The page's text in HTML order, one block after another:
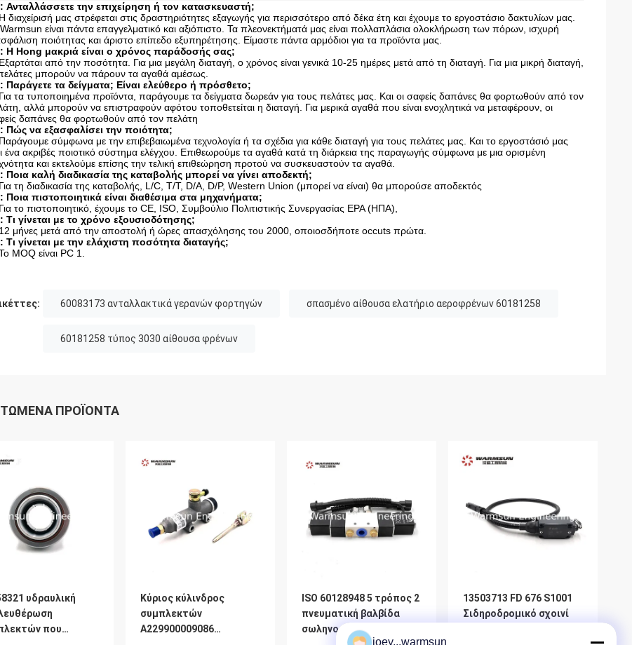
Ανταλλάσσετε την επιχείρηση ή τον κατασκευαστή;
διαχείρισή μας στρέφεται στις δραστηριότητες εξαγωγής για περισσότερο από δέκα έτη και έχουμε το εργοστάσιο δακτυλίων μας.
είναι πάντα επαγγελματικό και αξιόπιστο. Τα πλεονεκτήματά μας είναι πολλαπλάσια ολοκλήρωση των πόρων, ισχυρή
ποιότητας και άριστο επίπεδο εξυπηρέτησης. Είμαστε πάντα αρμόδιοι για τα προϊόντα μας.
Η Hong μακριά είναι ο χρόνος παράδοσής σας;
από την ποσότητα. Για μια μεγάλη διαταγή, ο χρόνος είναι γενικά 10-25 ημέρες μετά από τη διαταγή. Για μια μικρή διαταγή,
μπορούν να πάρουν τα αγαθά αμέσως.
Παράγετε τα δείγματα; Είναι ελεύθερο ή πρόσθετο;
τα τυποποιημένα προϊόντα, παράγουμε τα δείγματα δωρεάν για τους πελάτες μας. Και οι σαφείς δαπάνες θα φορτωθούν από τον
αλλά μπορούν να επιστραφούν αφότου τοποθετείται η διαταγή. Για μερικά αγαθά που είναι ενοχλητικά να μεταφέρουν, οι
δαπάνες θα φορτωθούν από τον πελάτη
Πώς να εξασφαλίσει την ποιότητα;
σύμφωνα με την επιβεβαιωμένα τεχνολογία ή τα σχέδια για κάθε διαταγή για τους πελάτες μας. Και το εργοστάσιό μας
ένα ακριβές ποιοτικό σύστημα ελέγχου. Επιθεωρούμε τα αγαθά κατά τη διάρκεια της παραγωγής σύμφωνα με μια ορισμένη
και εκτελούμε επίσης την τελική επιθεώρηση προτού να συσκευαστούν τα αγαθά.
Ποια καλή διαδικασία της καταβολής μπορεί να γίνει αποδεκτή;
τη διαδικασία της καταβολής, L/C, T/T, D/A, D/P, Western Union (μπορεί να είναι) θα μπορούσε αποδεκτός
Ποια πιστοποιητικά είναι διαθέσιμα στα μηχανήματα;
το πιστοποιητικό, έχουμε το CE, ISO, Συμβούλιο Πολιτιστικής Συνεργασίας EPA (ΗΠΑ),
Τι γίνεται με το χρόνο εξουσιοδότησης;
μήνες μετά από την αποστολή ή ώρες απασχόλησης του 2000, οποιοσδήποτε occuts πρώτα.
Τι γίνεται με την ελάχιστη ποσότητα διαταγής;
MOQ είναι PC 1.
60083173 ανταλλακτικά γερανών φορτηγών σπασμένο αίθουσα ελατήριο αεροφρένων 60181258
60181258 τύπος 3030 αίθουσα φρένων
ΠΡΟΪΌΝΤΑ
υδραυλική
που
Κύριος κύλινδρος
συμπλεκτών
A229900009086
ISO 60128948 5 τρόπος 2
πνευματική βαλβίδα
σωληνοειδών θέσης
13503713 FD 676 S1001
Σιδηροδρομικό σχοινί
joey...warmsun